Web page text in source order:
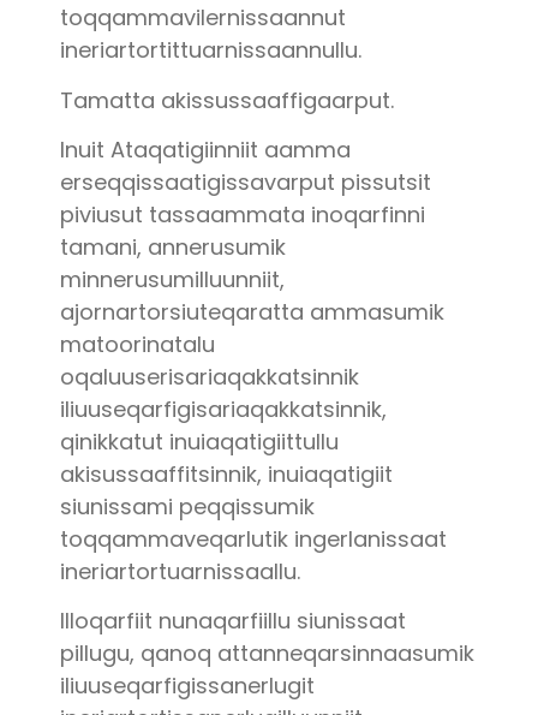
toqqammavilernissaannut
ineriartortittuarnissaannullu.
Tamatta akissussaaffigaarput.
Inuit Ataqatigiinniit aamma
erseqqissaatigissavarput pissutsit
piviusut tassaammata inoqarfinni
tamani, annerusumik
minnerusumilluunniit,
ajornartorsiuteqaratta ammasumik
matoorinatalu
oqaluuserisariaqakkatsinnik
iliuuseqarfigisariaqakkatsinnik,
qinikkatut inuiaqatigiittullu
akisussaaffitsinnik, inuiaqatigiit
siunissami peqqissumik
toqqammaveqarlutik ingerlanissaat
ineriartortuarnissaallu.
Illoqarfiit nunaqarfiillu siunissaat
pillugu, qanoq attanneqarsinnaasumik
iliuuseqarfigissanerlugit